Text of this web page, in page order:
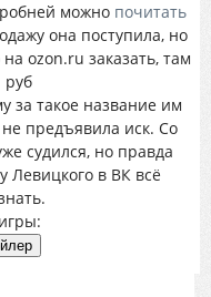
можно почитать
она поступила, но
ozon.ru заказать, там
руб
за такое название им
предъявила иск. Со
судился, но правда
Левицкого в ВК всё